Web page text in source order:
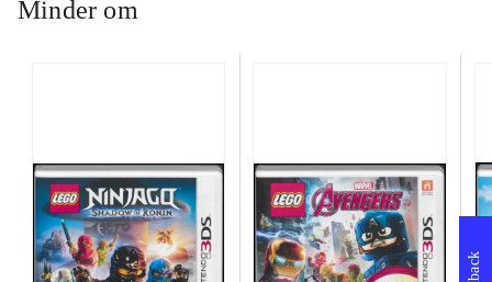
Minder om